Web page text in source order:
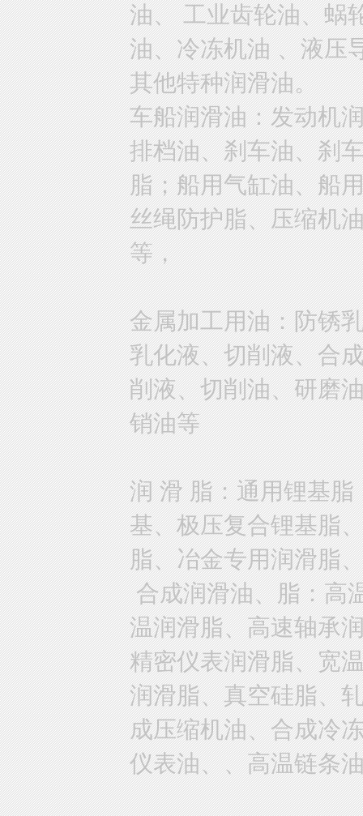
油、 工业齿轮油、蜗
油、冷冻机油 、液压
其他特种润滑油。
车船润滑油：发动机
排档油、刹车油、刹
脂；船用气缸油、船
丝绳防护脂、压缩机
等，
金属加工用油：防锈
乳化液、切削液、合
削液、切削油、研磨
销油等
润 滑 脂：通用锂基
基、极压复合锂基脂
脂、冶金专用润滑脂
合成润滑油、脂：高
温润滑脂、高速轴承
精密仪表润滑脂、宽
润滑脂、真空硅脂、
成压缩机油、合成冷
仪表油、、高温链条